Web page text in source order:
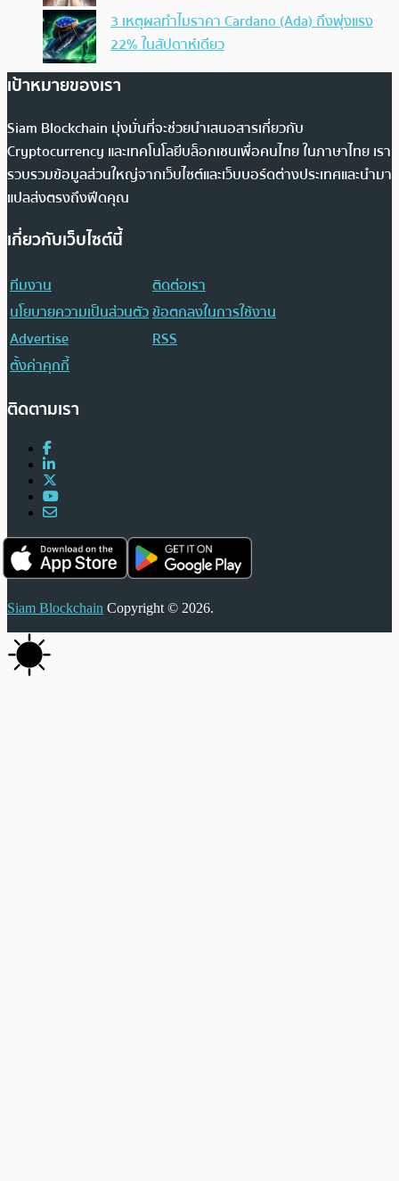
3 เหตุผลทำไมราคา Cardano (Ada) ถึงพุ่งแรง
22% ในสัปดาห์เดียว
เป้าหมายของเรา
Siam Blockchain มุ่งมั่นที่จะช่วยนำเสนอสารเกี่ยวกับ
Cryptocurrency และเทคโนโลยีบล็อกเชนเพื่อคนไทย ในภาษาไทย เรา
รวบรวมข้อมูลส่วนใหญ่จากเว็บไซต์และเว็บบอร์ดต่างประเทศและนำมา
แปลส่งตรงถึงฟีดคุณ
เกี่ยวกับเว็บไซต์นี้
ทีมงาน
ติดต่อเรา
นโยบายความเป็นส่วนตัวข้อตกลงในการใช้งาน
Advertise
RSS
ตั้งค่าคุกกี้
ติดตามเรา
Siam Blockchain Copyright © 2026.